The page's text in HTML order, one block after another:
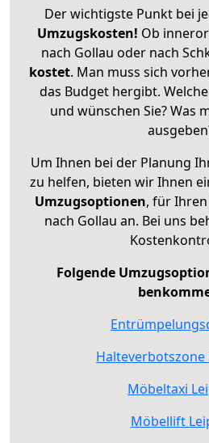
Der wichtigste Punkt bei
Umzugskosten! Ob
nach Gollau oder nach
kostet. Man muss sich
das Budget hergibt.
und wünschen Sie? Was
Um Ihnen bei der Planung
zu helfen, bieten wir Ihnen
Umzugsoptionen, für
nach Gollau an. Bei uns
Folgende
Halteverbotszone
Möbeltaxi
Möbellift